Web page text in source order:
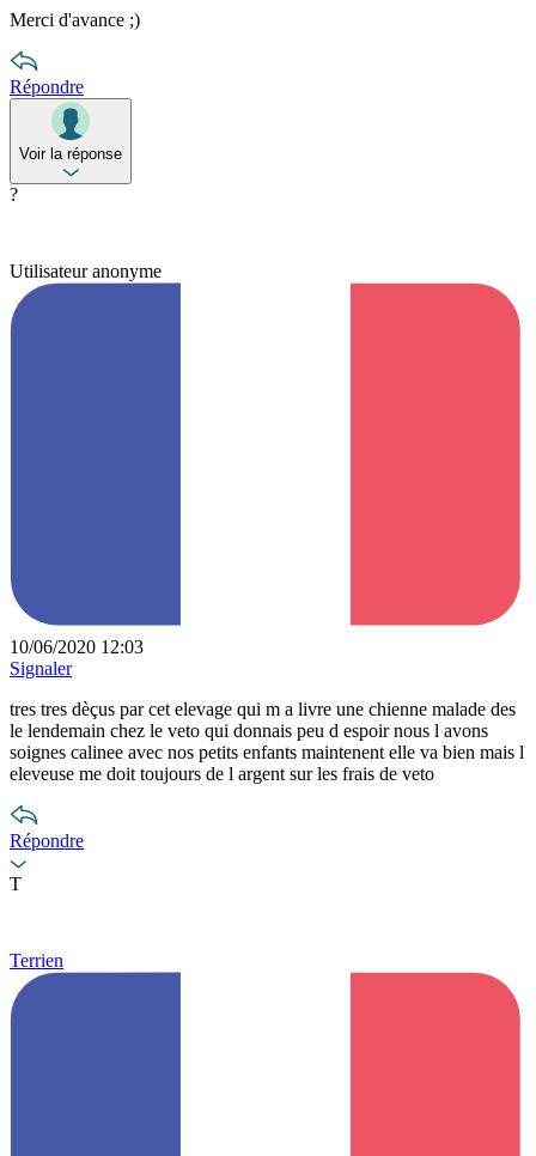
Merci d'avance ;)
Répondre
Voir la réponse
?
Utilisateur anonyme
10/06/2020 12:03
Signaler
tres tres dèçus par cet elevage qui m a livre une chienne malade des
le lendemain chez le veto qui donnais peu d espoir nous l avons
soignes calinee avec nos petits enfants maintenent elle va bien mais l
eleveuse me doit toujours de l argent sur les frais de veto
Répondre
T
Terrien